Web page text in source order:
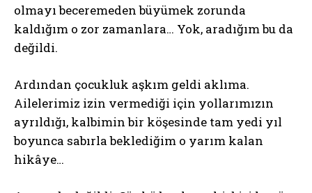
olmayı beceremeden büyümek zorunda
kaldığım o zor zamanlara… Yok, aradığım bu da
değildi.
Ardından çocukluk aşkım geldi aklıma.
Ailelerimiz izin vermediği için yollarımızın
ayrıldığı, kalbimin bir köşesinde tam yedi yıl
boyunca sabırla beklediğim o yarım kalan
hikâye…